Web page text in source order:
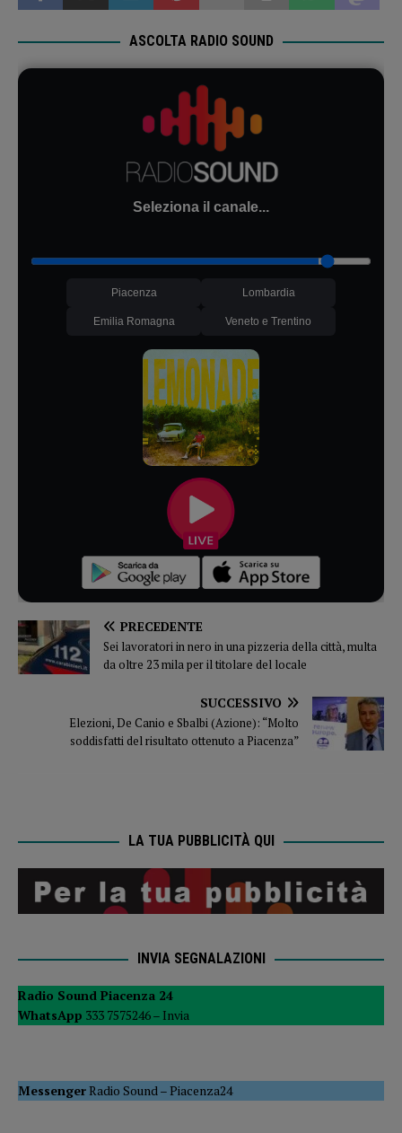
ASCOLTA RADIO SOUND
Seleziona il canale...
Piacenza Lombardia
Emilia Romagna Veneto e Trentino
PRECEDENTE
Sei lavoratori in nero in una pizzeria della città, multa
da oltre 23 mila per il titolare del locale
SUCCESSIVO
Elezioni, De Canio e Sbalbi (Azione): “Molto
soddisfatti del risultato ottenuto a Piacenza”
LA TUA PUBBLICITÀ QUI
INVIA SEGNALAZIONI
Radio Sound Piacenza 24
WhatsApp 333 7575246 – Invia
MessengerRadio Sound –Piacenza24